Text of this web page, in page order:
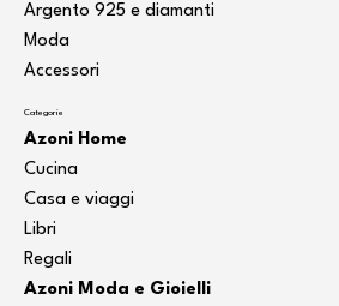
Argento 925 e diamanti
Moda
Accessori
Categorie
Azoni Home
Cucina
Casa e viaggi
Libri
Regali
Azoni Moda e Gioielli